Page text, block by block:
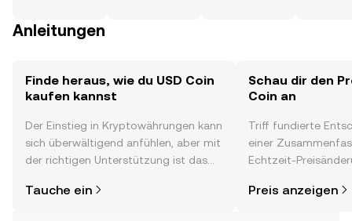
Anleitungen
Finde heraus, wie du USD Coin
kaufen kannst
Der Einstieg in Kryptowährungen kann
sich überwältigend anfühlen, aber mit
der richtigen Unterstützung ist das
direkt in der OKX-App oder hier im
Tauche ein
Schau dir den
Coin an
Triff fundierte
einer
Echtzeit-
Neuigkeiten und
Preis anzeigen